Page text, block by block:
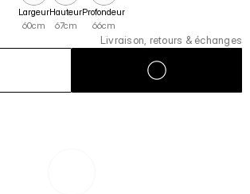
Largeur
60cm
Hauteur
67cm
Profondeur
66cm
Livraison, retours & échanges